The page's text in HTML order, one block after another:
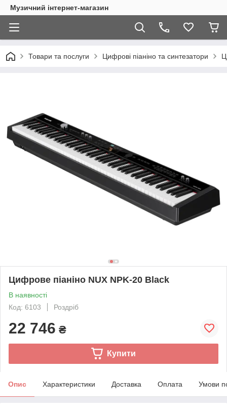
Музичний інтернет-магазин
Товари та послуги Цифрові піаніно та синтезатори
Цифрове піаніно NUX NPK-20 Black
В наявності
Код: 6103
Роздріб
22 746 ₴
Купити
Опис Характеристики Доставка Оплата Умови